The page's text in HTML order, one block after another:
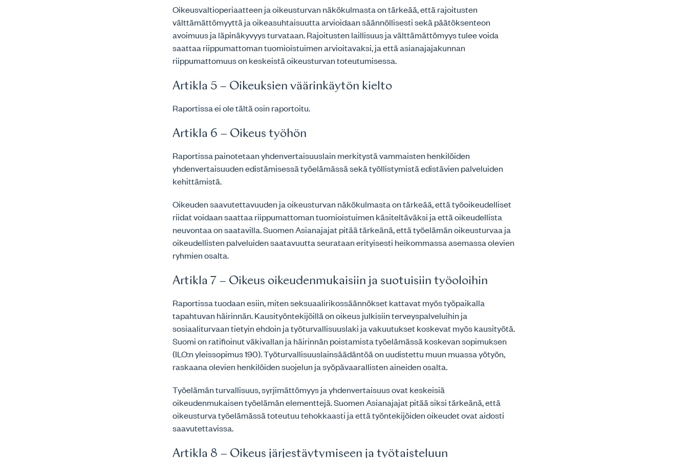
Oikeusvaltioperiaatteen ja oikeusturvan näkökulmasta on tärkeää, että rajoitusten
välttämättömyyttä ja oikeasuhtaisuutta arvioidaan säännöllisesti sekä päätöksenteon
avoimuus ja läpinäkyvyys turvataan. Rajoitusten laillisuus ja välttämättömyys tulee voida
saattaa riippumattoman tuomioistuimen arvioitavaksi, ja että asianajajakunnan
riippumattomuus on keskeistä oikeusturvan toteutumisessa.
Artikla 5 – Oikeuksien väärinkäytön kielto
Raportissa ei ole tältä osin raportoitu.
Artikla 6 – Oikeus työhön
Raportissa painotetaan yhdenvertaisuuslain merkitystä vammaisten henkilöiden
yhdenvertaisuuden edistämisessä työelämässä sekä työllistymistä edistävien palveluiden
kehittämistä.
Oikeuden saavutettavuuden ja oikeusturvan näkökulmasta on tärkeää, että työoikeudelliset
riidat voidaan saattaa riippumattoman tuomioistuimen käsiteltäväksi ja että oikeudellista
neuvontaa on saatavilla. Suomen Asianajajat pitää tärkeänä, että työelämän oikeusturvaa ja
oikeudellisten palveluiden saatavuutta seurataan erityisesti heikommassa asemassa olevien
ryhmien osalta.
Artikla 7 – Oikeus oikeudenmukaisiin ja suotuisiin työoloihin
Raportissa tuodaan esiin, miten seksuaalirikossäännökset kattavat myös työpaikalla
tapahtuvan häirinnän. Kausityöntekijöillä on oikeus julkisiin terveyspalveluihin ja
sosiaaliturvaan tietyin ehdoin ja työturvallisuuslaki ja vakuutukset koskevat myös kausityötä.
Suomi on ratifioinut väkivallan ja häirinnän poistamista työelämässä koskevan sopimuksen
(ILO:n yleissopimus 190). Työturvallisuuslainsäädäntöä on uudistettu muun muassa yötyön,
raskaana olevien henkilöiden suojelun ja syöpävaarallisten aineiden osalta.
Työelämän turvallisuus, syrjimättömyys ja yhdenvertaisuus ovat keskeisiä
oikeudenmukaisen työelämän elementtejä. Suomen Asianajajat pitää siksi tärkeänä, että
oikeusturva työelämässä toteutuu tehokkaasti ja että työntekijöiden oikeudet ovat aidosti
saavutettavissa.
Artikla 8 – Oikeus järjestäytymiseen ja työtaisteluun